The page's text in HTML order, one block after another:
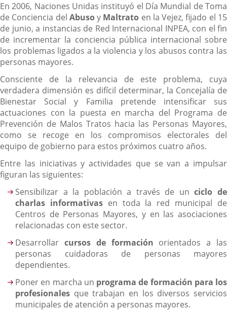
En 2006, Naciones Unidas instituyó el Día Mundial de Toma
de Conciencia del Abusoy Maltrato en la Vejez, fijado el 15
de junio, a instancias de Red Internacional INPEA, con el fin
de incrementar la conciencia pública internacional sobre
los problemas ligados a la violencia y los abusos contra las
personas mayores.
Consciente de la relevancia de este problema, cuya
verdadera dimensión es difícil determinar, la Concejalía de
Bienestar Social y Familia pretende intensificar sus
actuaciones con la puesta en marcha del Programa de
Prevención de Malos Tratos hacia las Personas Mayores,
como se recoge en los compromisos electorales del
equipo de gobierno para estos próximos cuatro años.
Entre las iniciativas y actividades que se van a impulsar
figuran las siguientes:
Sensibilizar a la población a través de unciclo de
charlas informativasen toda la red municipal de
Centros de Personas Mayores, y en las asociaciones
relacionadas con este sector.
Desarrollar cursos de formación orientados a las
personas cuidadoras de personas mayores
dependientes.
Poner en marcha un programa de formación para los
profesionales que trabajan en los diversos servicios
municipales de atención a personas mayores.